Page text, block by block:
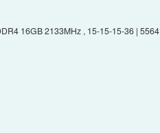
16GB 2133MHz , 15-15-15-36 | 5564